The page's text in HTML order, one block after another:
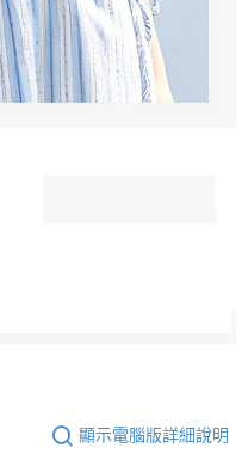
顯示電腦版詳細說明